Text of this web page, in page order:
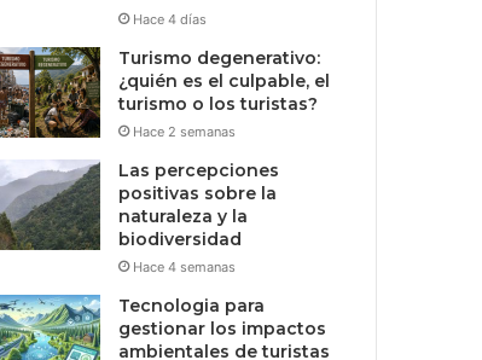
Hace 4 días
Turismo degenerativo:
¿quién es el culpable, el
turismo o los turistas?
Hace 2 semanas
Las percepciones
positivas sobre la
naturaleza y la
biodiversidad
Hace 4 semanas
Tecnologia para
gestionar los impactos
ambientales de turistas